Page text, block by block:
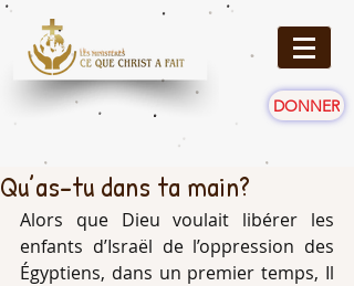
DONNER
Qu’as-tu dans ta main?
Alors que Dieu voulait libérer les
enfants d’Israël de l’oppression des
Égyptiens, dans un premier temps, Il